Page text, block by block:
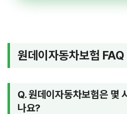
원데이자동차보험 FAQ
Q. 원데이자동차보험은 몇
나요?